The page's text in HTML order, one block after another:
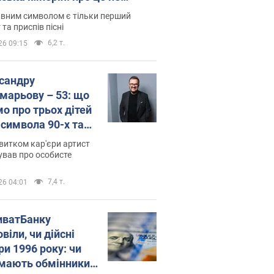
у школі
символом є тільки перший
приспів пісні
09:15 6,2 т.
– 53: що
про трьох дітей
90-х та
вони
кар'єри артист
про особисте
04:01 7,4 т.
чи дійсні
1996 року: чи
обмінники